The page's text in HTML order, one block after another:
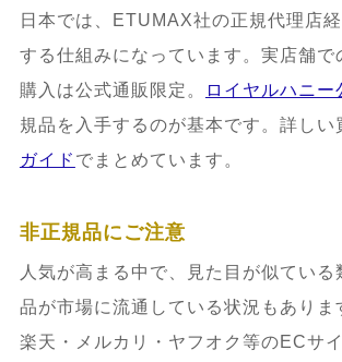
日本では、ETUMAX社の正規代理店
する仕組みになっています。実店舗で
購入は公式通販限定。
ロイヤルハニー
規品を入手するのが基本です。詳しい
ガイド でまとめています。
非正規品にご注意
人気が高まる中で、見た目が似ている
品が市場に流通している状況もありま
楽天・メルカリ・ヤフオク等のECサ